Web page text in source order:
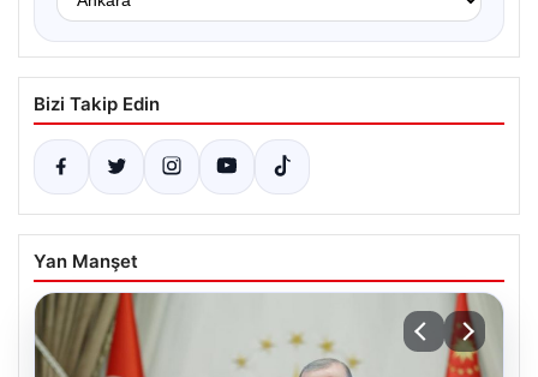
Bizi Takip Edin
Yan Manşet